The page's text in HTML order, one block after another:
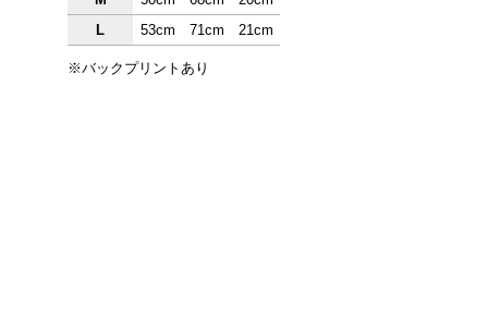
L
53cm 71cm 21cm
※バックプリントあり